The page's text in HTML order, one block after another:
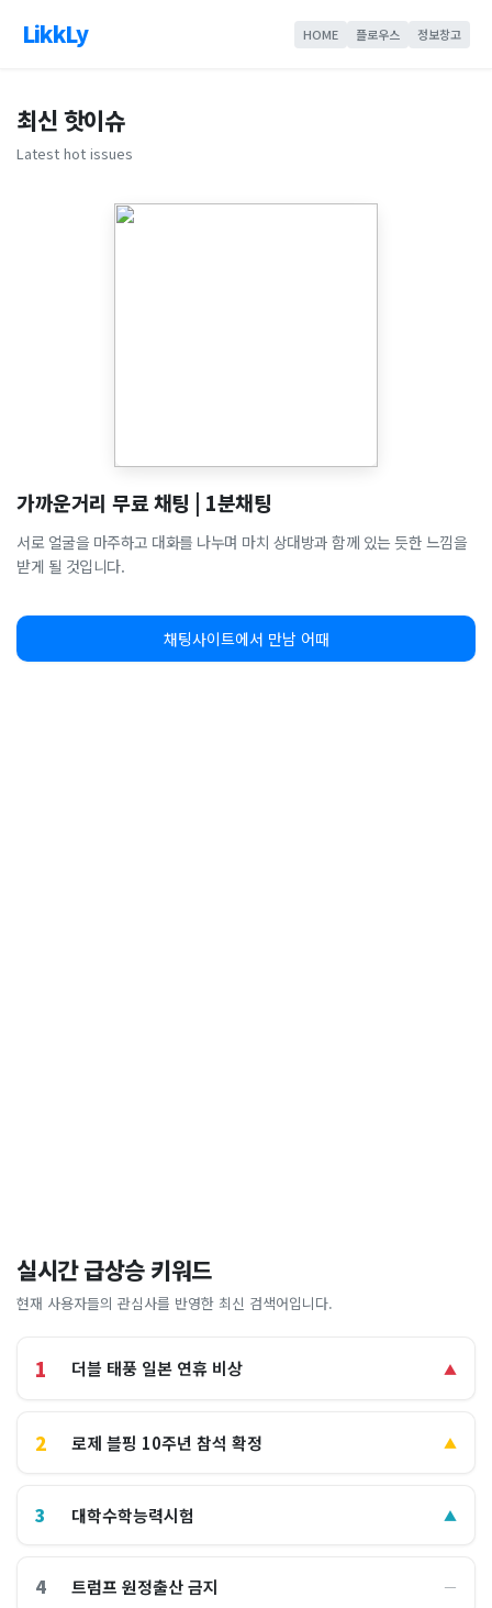
LikkLy HOME 플로우스 정보창고
최신 핫이슈
Latest hot issues
가까운거리 무료 채팅 | 1분채팅
서로 얼굴을 마주하고 대화를 나누며 마치 상대방과 함께 있는 듯한 느낌을
받게 될 것입니다.
채팅사이트에서 만남 어때
실시간 급상승 키워드
현재 사용자들의 관심사를 반영한 최신 검색어입니다.
1 더블 태풍 일본 연휴 비상 ▲
2 로제 블핑 10주년 참석 확정 ▲
3 대학수학능력시험 ▲
4 트럼프 원정출산 금지 ―